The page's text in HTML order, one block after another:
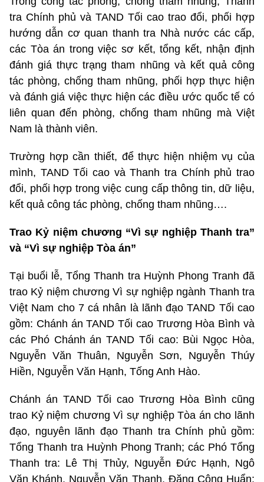
tra Chính phủ và TAND Tối cao trao đổi, phối hợp
hướng dẫn cơ quan thanh tra Nhà nước các cấp,
các Tòa án trong việc sơ kết, tổng kết, nhận định
đánh giá thực trạng tham nhũng và kết quả công
tác phòng, chống tham nhũng, phối hợp thực hiện
và đánh giá việc thực hiện các điều ước quốc tế có
liên quan đến phòng, chống tham nhũng mà Việt
Nam là thành viên.
Trường hợp cần thiết, để thực hiện nhiệm vụ của
mình, TAND Tối cao và Thanh tra Chính phủ trao
đổi, phối hợp trong việc cung cấp thông tin, dữ liệu,
kết quả công tác phòng, chống tham nhũng….
Trao Kỷ niệm chương “Vì sự nghiệp Thanh tra”
và “Vì sự nghiệp Tòa án”
Tại buổi lễ, Tổng Thanh tra Huỳnh Phong Tranh đã
trao Kỷ niệm chương Vì sự nghiệp ngành Thanh tra
Việt Nam cho 7 cá nhân là lãnh đạo TAND Tối cao
gồm: Chánh án TAND Tối cao Trương Hòa Bình và
các Phó Chánh án TAND Tối cao: Bùi Ngọc Hòa,
Nguyễn Văn Thuân, Nguyễn Sơn, Nguyễn Thúy
Hiền, Nguyễn Văn Hạnh, Tống Anh Hào.
Chánh án TAND Tối cao Trương Hòa Bình cũng
trao Kỷ niệm chương Vì sự nghiệp Tòa án cho lãnh
đạo, nguyên lãnh đạo Thanh tra Chính phủ gồm:
Tổng Thanh tra Huỳnh Phong Tranh; các Phó Tổng
Thanh tra: Lê Thị Thủy, Nguyễn Đức Hạnh, Ngô
Văn Khánh, Nguyễn Văn Thanh, Đặng Công Huẩn;